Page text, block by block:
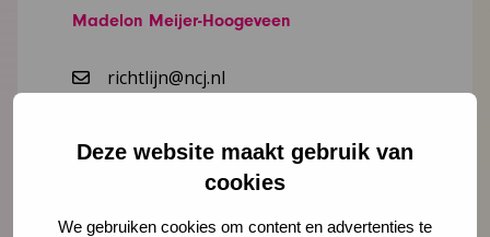
Deze website maakt gebruik van
cookies
We gebruiken cookies om content en advertenties te
Madelon Meijer-Hoogeveen
richtlijn@ncj.nl
Lees meer over Madelon Meijer-